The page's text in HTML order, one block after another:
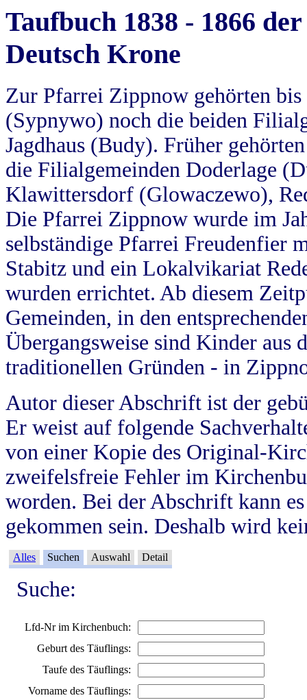
Taufbuch 1838 - 1866
Deutsch Krone
Zur Pfarrei Zippnow gehörten
(Sypnywo) noch die beiden
Jagdhaus (Budy). Früher
die Filialgemeinden Doderlage
Klawittersdorf (Glowaczewo),
Die Pfarrei Zippnow wurde im
selbständige Pfarrei Freudenfier
Stabitz und ein Lokalvikariat
wurden errichtet. Ab diesem
Gemeinden, in den
Übergangsweise sind Kinder aus
traditionellen Gründen - in
Autor dieser Abschrift ist der
Er weist auf folgende
von einer Kopie des Original-
zweifelsfreie Fehler im
worden. Bei der Abschrift kann
gekommen sein. Deshalb wird
Alles Suchen Auswahl Detail
Suche:
Lfd-Nr im Kirchenbuch:
Geburt des Täuflings:
Taufe des Täuflings:
Vorname des Täuflings: